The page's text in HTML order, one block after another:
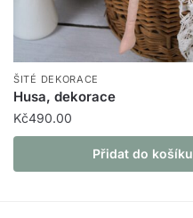
ŠITÉ DEKORACE
Husa, dekorace
Kč490.00
Přidat do košíku